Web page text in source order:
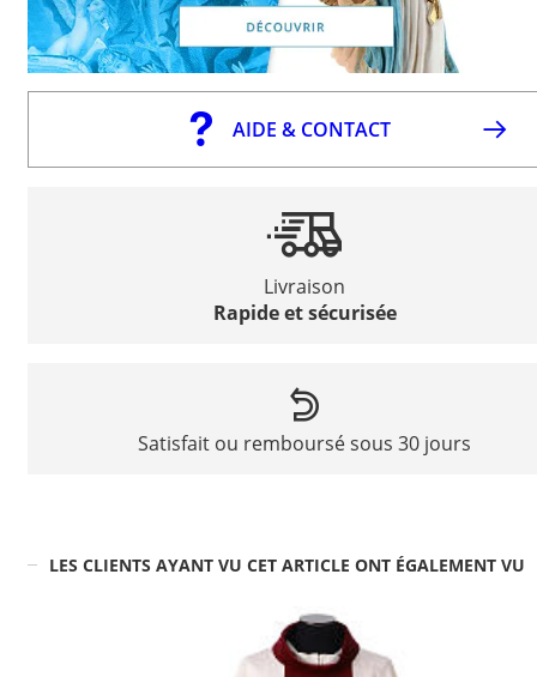
AIDE & CONTACT
Livraison
Rapide et sécurisée
Satisfait ou remboursé sous 30 jours
LES CLIENTS AYANT VU CET ARTICLE ONT ÉGALEMENT VU